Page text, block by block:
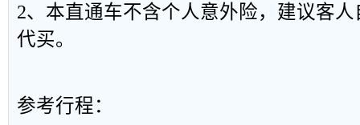
2、本直通车不含个人意外险，建议客
代买。
参考行程：